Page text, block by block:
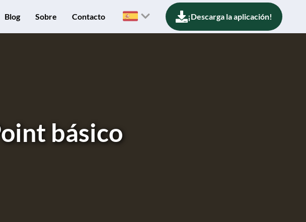
Blog Sobre Contacto ¡Descarga la aplicación!
básico